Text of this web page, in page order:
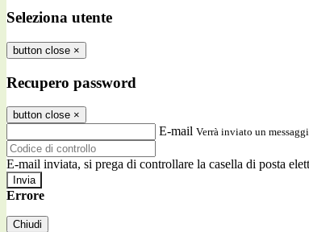
Seleziona utente
button close ×
Recupero password
button close ×
E-mail Verrà inviato un
E-mail inviata, si prega di controllare la casella di posta
Errore
Chiudi